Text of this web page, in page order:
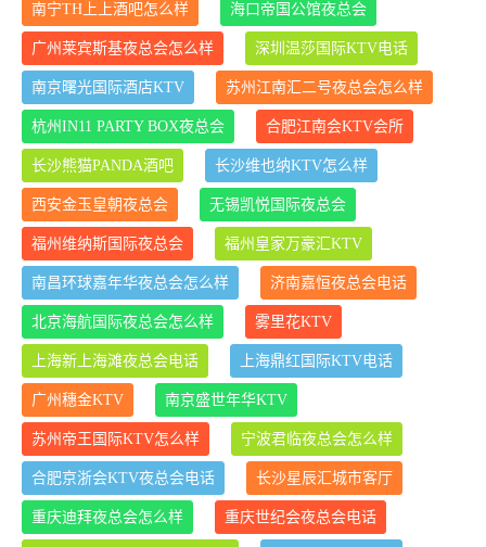
南宁TH上上酒吧怎么样 海口帝国公馆夜总会
广州莱宾斯基夜总会怎么样 深圳温莎国际KTV电话
南京曙光国际酒店KTV 苏州江南汇二号夜总会怎么样
杭州IN11 PARTY BOX夜总会 合肥江南会KTV会所
长沙熊猫PANDA酒吧 长沙维也纳KTV怎么样
西安金玉皇朝夜总会 无锡凯悦国际夜总会
福州维纳斯国际夜总会 福州皇家万豪汇KTV
南昌环球嘉年华夜总会怎么样 济南嘉恒夜总会电话
北京海航国际夜总会怎么样 雾里花KTV
上海新上海滩夜总会电话 上海鼎红国际KTV电话
广州穗金KTV 南京盛世年华KTV
苏州帝王国际KTV怎么样 宁波君临夜总会怎么样
合肥京浙会KTV夜总会电话 长沙星辰汇城市客厅
重庆迪拜夜总会怎么样 重庆世纪会夜总会电话